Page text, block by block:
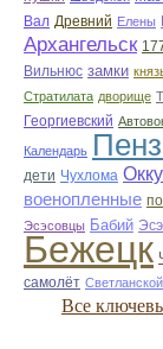
Вал Древний Елены
Архангельск
Вильнюс замки
Стратилата дворище
Георгиевский
Календарь
дети Чухлома
военопленные
Эсэсовцы Бабий
Бежецк
самолёт Светланской
Все